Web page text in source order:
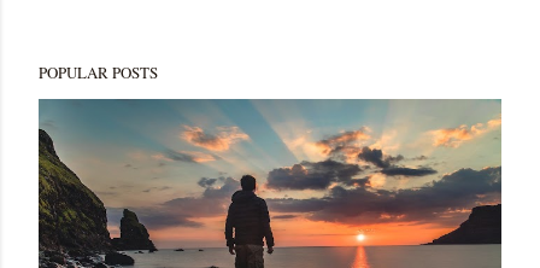
POPULAR POSTS